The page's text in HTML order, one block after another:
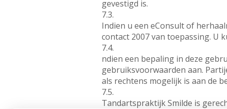
gevestigd is.
7.3.
Indien u een eConsult of
contact 2007 van toepassing. U
7.4.
ndien een bepaling in deze
gebruiksvoorwaarden aan.
als rechtens mogelijk is aan de
7.5.
Tandartspraktijk Smilde is